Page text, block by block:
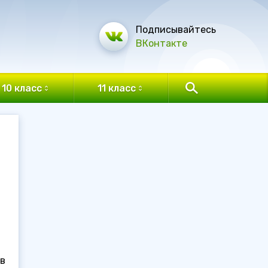
Подписывайтесь
ВКонтакте
10 класс 11 класс